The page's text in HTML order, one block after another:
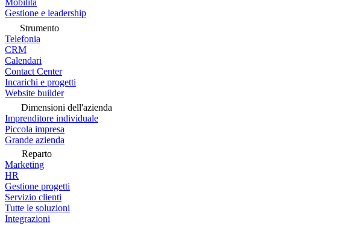
Mobilità
Gestione e leadership
Strumento
Telefonia
CRM
Calendari
Contact Center
Incarichi e progetti
Website builder
Dimensioni dell'azienda
Imprenditore individuale
Piccola impresa
Grande azienda
Reparto
Marketing
HR
Gestione progetti
Servizio clienti
Tutte le soluzioni
Integrazioni